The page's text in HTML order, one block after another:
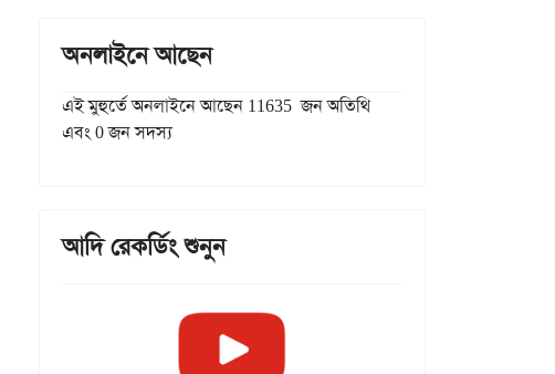
অনলাইনে আছেন
এই মুহুর্তে অনলাইনে আছেন 11635 জন অতিথি
এবং 0 জন সদস্য
আদি রেকর্ডিং শুনুন